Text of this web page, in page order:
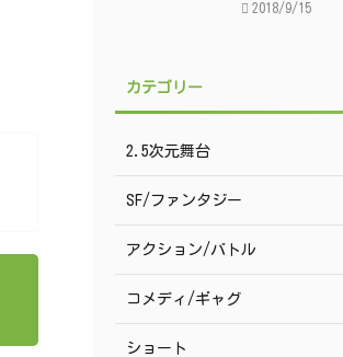
2018/9/15
カテゴリー
2.5次元舞台
SF/ファンタジー
アクション/バトル
コメディ/ギャグ
ショート